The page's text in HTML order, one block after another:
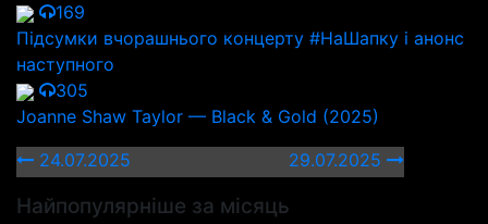
169
Підсумки вчорашнього концерту #НаШапку і анонс
наступного
305
Joanne Shaw Taylor — Black & Gold (2025)
24.07.2025
29.07.2025
Найпопулярніше за місяць